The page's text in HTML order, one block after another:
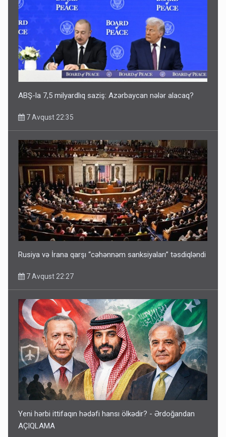
ABŞ-la 7,5 milyardlıq saziş: Azərbaycan nələr alacaq?
7 Avqust 22:35
Rusiya və İrana qarşı “cəhənnəm sanksiyaları” təsdiqləndi
7 Avqust 22:27
Yeni hərbi ittifaqın hədəfi hansı ölkədir? - Ərdoğandan
AÇIQLAMA